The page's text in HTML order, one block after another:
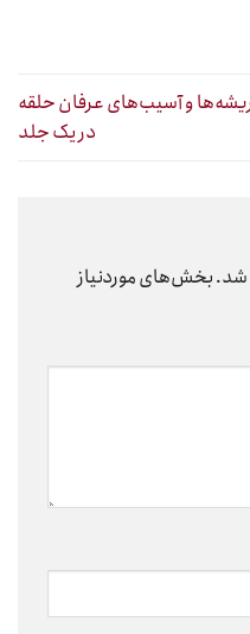
و آسیب‌های عرفان حلقه
در یک جلد
شد.بخش‌های موردنیاز